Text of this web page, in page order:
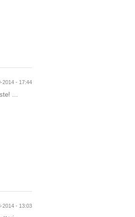
2014 - 17:44
...
2014 - 13:03